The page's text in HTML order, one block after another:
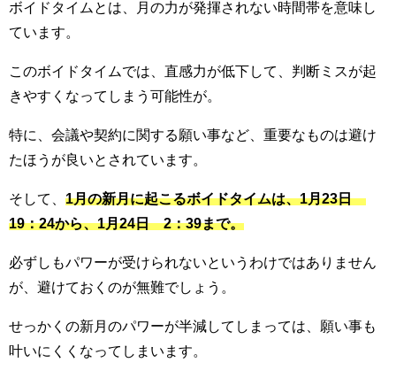
ボイドタイムとは、月の力が発揮されない時間帯を意味し
ています。
このボイドタイムでは、直感力が低下して、判断ミスが起
きやすくなってしまう可能性が。
特に、会議や契約に関する願い事など、重要なものは避け
たほうが良いとされています。
そして、 1月の新月に起こるボイドタイムは、1月23日
19：24から、1月24日 2：39まで。
必ずしもパワーが受けられないというわけではありません
が、避けておくのが無難でしょう。
せっかくの新月のパワーが半減してしまっては、願い事も
叶いにくくなってしまいます。